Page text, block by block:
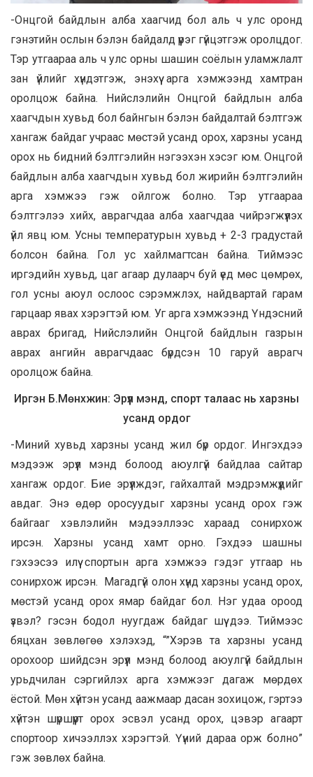
-Онцгой байдлын алба хаагчид бол аль ч улс оронд
гэнэтийн ослын бэлэн байдалд үүрэг гүйцэтгэж оролцдог.
Тэр утгаараа аль ч улс орны шашин соёлын уламжлалт
зан үйлийг хүндэтгэж, энэхүү арга хэмжээнд хамтран
оролцож байна. Нийслэлийн Онцгой байдлын алба
хаагчдын хувьд бол байнгын бэлэн байдалтай бэлтгэж
хангаж байдаг учраас мөстэй усанд орох, харзны усанд
орох нь бидний бэлтгэлийн нэгээхэн хэсэг юм. Онцгой
байдлын алба хаагчдын хувьд бол жирийн бэлтгэлийн
арга хэмжээ гэж ойлгож болно. Тэр утгаараа
бэлтгэлээ хийх, аврагчдаа алба хаагчдаа чийрэгжүүлэх
үйл явц юм. Усны температурын хувьд + 2-3 градустай
болсон байна. Гол ус хайлмагтсан байна. Тиймээс
иргэдийн хувьд, цаг агаар дулаарч буй үед мөс цөмрөх,
гол усны аюул ослоос сэрэмжлэх, найдвартай гарам
гарцаар явах хэрэгтэй юм. Уг арга хэмжээнд Үндэсний
аврах бригад, Нийслэлийн Онцгой байдлын газрын
аврах ангийн аврагчдаас бүрдсэн 10 гаруй аврагч
оролцож байна.
Иргэн Б.Мөнхжин: Эрүүл мэнд, спорт талаас нь харзны
усанд ордог
-Миний хувьд харзны усанд жил бүр ордог. Ингэхдээ
мэдээж эрүүл мэнд болоод аюулгүй байдлаа сайтар
хангаж ордог. Бие эрүүлждэг, гайхалтай мэдрэмжүүдийг
авдаг. Энэ өдөр оросуудыг харзны усанд орох гэж
байгааг хэвлэлийн мэдээллээс хараад сонирхож
ирсэн. Харзны усанд хамт орно. Гэхдээ шашны
гэхээсээ илүү спортын арга хэмжээ гэдэг утгаар нь
сонирхож ирсэн. Магадгүй олон хүнд харзны усанд орох,
мөстэй усанд орох ямар байдаг бол. Нэг удаа ороод
үзвэл? гэсэн бодол нуугдаж байдаг шүү дээ. Тиймээс
бяцхан зөвлөгөө хэлэхэд, “”Хэрэв та харзны усанд
орохоор шийдсэн эрүүл мэнд болоод аюулгүй байдлын
урьдчилан сэргийлэх арга хэмжээг дагаж мөрдөх
ёстой. Мөн хүйтэн усанд аажмаар дасан зохицож, гэртээ
хүйтэн шүршүүрт орох эсвэл усанд орох, цэвэр агаарт
спортоор хичээллэх хэрэгтэй. Үүний дараа орж болно”
гэж зөвлөх байна.